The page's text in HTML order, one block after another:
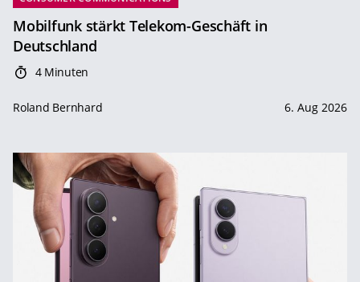
Mobilfunk stärkt Telekom-Geschäft in
Deutschland
4 Minuten
Roland Bernhard 6. Aug 2026